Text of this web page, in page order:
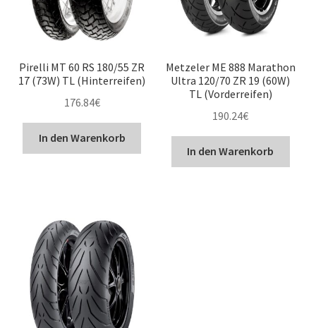
Pirelli MT 60 RS 180/55 ZR
17 (73W) TL (Hinterreifen)
176.84€
In den Warenkorb
Metzeler ME 888 Marathon
Ultra 120/70 ZR 19 (60W)
TL (Vorderreifen)
190.24€
In den Warenkorb